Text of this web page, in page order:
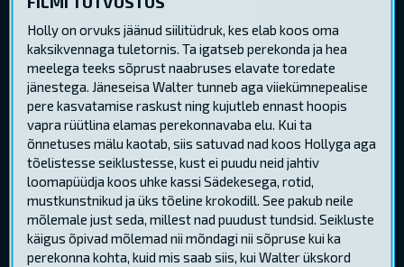
Holly on orvuks jäänud siilitüdruk, kes elab koos oma
kaksikvennaga tuletornis. Ta igatseb perekonda ja hea
meelega teeks sõprust naabruses elavate toredate
jänestega. Jäneseisa Walter tunneb aga viiekümnepealise
pere kasvatamise raskust ning kujutleb ennast hoopis
vapra rüütlina elamas perekonnavaba elu. Kui ta
õnnetuses mälu kaotab, siis satuvad nad koos Hollyga aga
tõelistesse seiklustesse, kust ei puudu neid jahtiv
loomapüüdja koos uhke kassi Sädekesega, rotid,
mustkunstnikud ja üks tõeline krokodill. See pakub neile
mõlemale just seda, millest nad puudust tundsid. Seikluste
käigus õpivad mõlemad nii mõndagi nii sõpruse kui ka
perekonna kohta, kuid mis saab siis, kui Walter ükskord